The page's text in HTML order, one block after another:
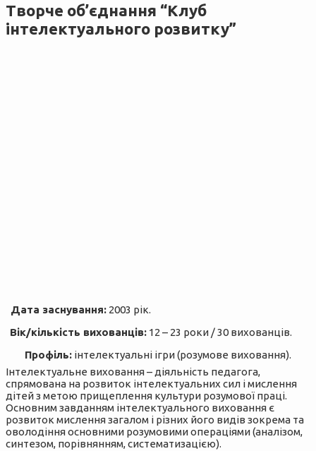
Творче об’єднання “Клуб
інтелектуального розвитку”
Дата заснування: 2003 рік.
Вік/кількість вихованців: 12 – 23 роки / 30 вихованців.
Профіль: інтелектуальні ігри (розумове виховання).
Інтелектуальне виховання – діяльність педагога,
спрямована на розвиток інтелектуальних сил і мислення
дітей з метою прищеплення культури розумової праці.
Основним завданням інтелектуального виховання є
розвиток мислення загалом і різних його видів зокрема та
оволодіння основними розумовими операціями (аналізом,
синтезом, порівнянням, систематизацією).